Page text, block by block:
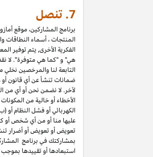
7. تنصل
برنامج المشاركين، موقع
المنتجات ، أسماء النطاقات
الفكرية الأخرى, يتم توفير
هي" و "كما هي متوفرة". لا
التابعة لنا والمرخصين
ضمانات تنشأ عن أي قانون
لآخر. لا نضمن نحن أو أي من
الأخطاء أو خالية من
الكهربائي أو فشل النظام
عليها منا أو من أي شخص أو
تعويض أو تعويض أو أضرار
استبعادها أو تقييدها